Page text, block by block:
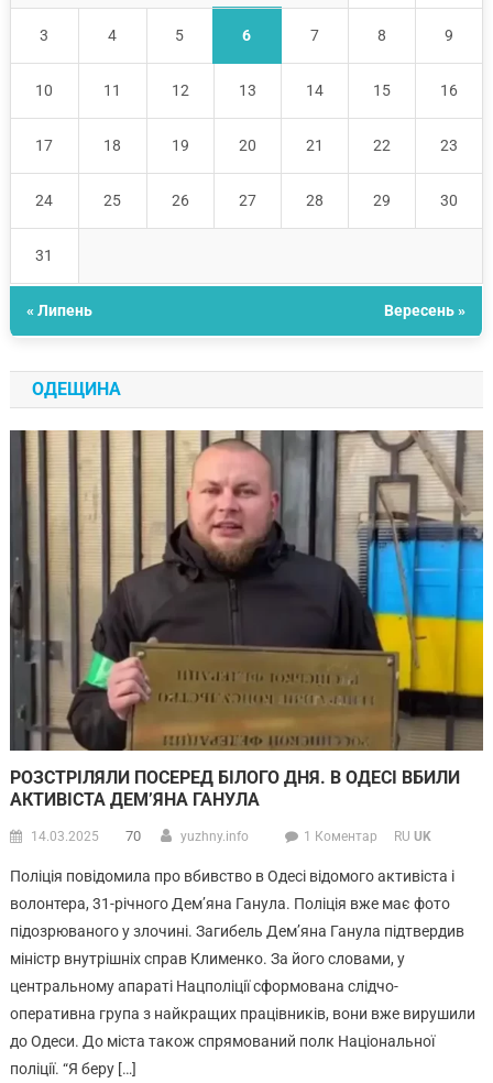
3 4 5 6 7 8 9
10 11 12 13 14 15 16
17 18 19 20 21 22 23
24 25 26 27 28 29 30
31
« Липень Вересень »
ОДЕЩИНА
РОЗСТРІЛЯЛИ ПОСЕРЕД БІЛОГО ДНЯ. В ОДЕСІ ВБИЛИ
АКТИВІСТА ДЕМ’ЯНА ГАНУЛА
14.03.2025 70 yuzhny.info 1 Коментар RU UK
Поліція повідомила про вбивство в Одесі відомого активіста і
волонтера, 31-річного Дем’яна Ганула. Поліція вже має фото
підозрюваного у злочині. Загибель Дем’яна Ганула підтвердив
міністр внутрішніх справ Клименко. За його словами, у
центральному апараті Нацполіції сформована слідчо-
оперативна група з найкращих працівників, вони вже вирушили
до Одеси. До міста також спрямований полк Національної
поліції. “Я беру […]